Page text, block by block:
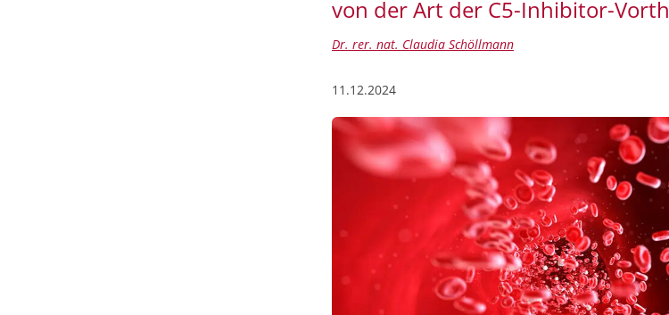
von der Art der C5-Inhibitor-
Dr. rer. nat. Claudia Schöllmann
11.12.2024